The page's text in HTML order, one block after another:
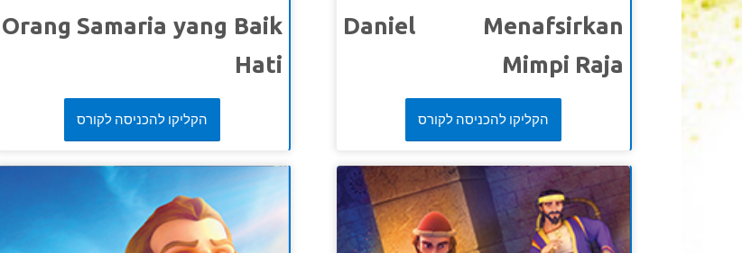
Daniel Menafsirkan
Mimpi Raja
Joy merasa tertekan karena mempunyai begitu
banyak tanggung jawab. Bagaimana dia bisa
Superbook membawa Joy, Chris dan Gizmo Babel
kuno. Menemui raja Nebukadnezar yang
memerintah orang-orang bijaksana, para peramal
dan ahli sihir memberi tahu mimpinya dan
הקליקו להכניסה לקורס
Orang Samaria yang Baik
Hati
Joy sangat lapar sampai-sampai ia keberatan
berbagi pizza dengan beberapa anak yang
dan Gizmo bertemu Yesus, yang menceritakan
perumpamaan tentang Orang Samaria yang baik
hati. Pada kisah ini, ada seorang terluka yang
tidak dipedulikan, bahkan dilewati begitu saja oleh
הקליקו להכניסה לקורס